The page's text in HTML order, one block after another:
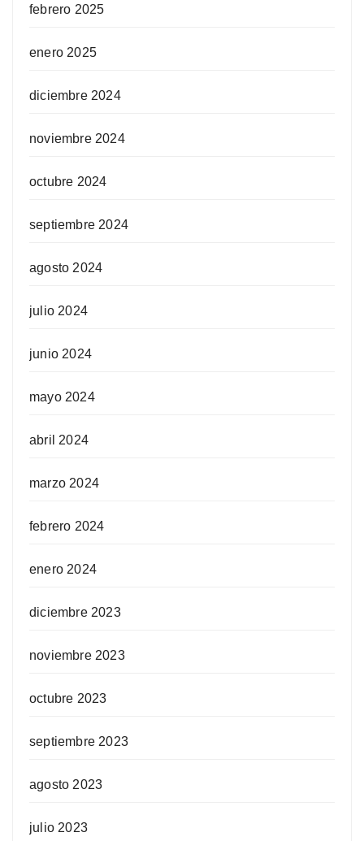
febrero 2025
enero 2025
diciembre 2024
noviembre 2024
octubre 2024
septiembre 2024
agosto 2024
julio 2024
junio 2024
mayo 2024
abril 2024
marzo 2024
febrero 2024
enero 2024
diciembre 2023
noviembre 2023
octubre 2023
septiembre 2023
agosto 2023
julio 2023